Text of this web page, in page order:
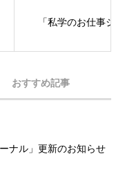
お知らせ
おすすめ記事
ナル」更新のお知らせ